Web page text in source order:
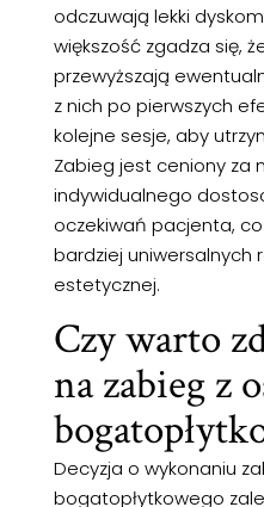
odczuwają lekki
większość zgadza się,
przewyższają
z nich po pierwszych
kolejne sesje, aby
Zabieg jest ceniony za
indywidualnego
oczekiwań pacjenta,
bardziej uniwersalnych
estetycznej.
Czy warto
na zabieg z
Decyzja o wykonaniu
bogatopłytkowego